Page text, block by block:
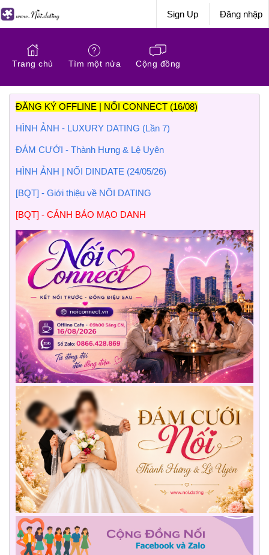
Sign Up Đăng nhập
Trang chủ Tìm một nửa Cộng đồng
ĐĂNG KÝ OFFLINE | NỐI CONNECT (16/08)
HÌNH ẢNH - LUXURY DATING (Lần 7)
ĐÁM CƯỚI - Thành Hưng & Lệ Uyên
HÌNH ẢNH | NỐI DINDATE (24/05/26)
[BQT] - Giới thiệu về NỐI DATING
[BQT] - CẢNH BÁO MẠO DANH